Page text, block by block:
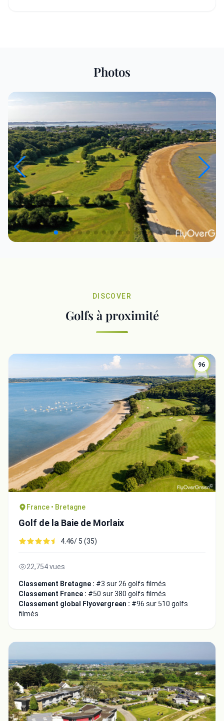
Photos
DISCOVER
Golfs à proximité
96
France • Bretagne
Golf de la Baie de Morlaix
4.46/ 5 (35)
22,754 vues
Classement Bretagne : #3 sur 26 golfs filmés
Classement France : #50 sur 380 golfs filmés
Classement global Flyovergreen : #96 sur 510 golfs
filmés